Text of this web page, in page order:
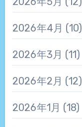
2026年4月 (10)
2026年3月 (11)
2026年2月 (12)
2026年1月 (18)